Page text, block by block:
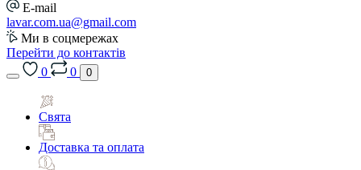
E-mail
lavar.com.ua@gmail.com
Ми в соцмережах
Перейти до контактів
0
0 0
Свята
Доставка та оплата